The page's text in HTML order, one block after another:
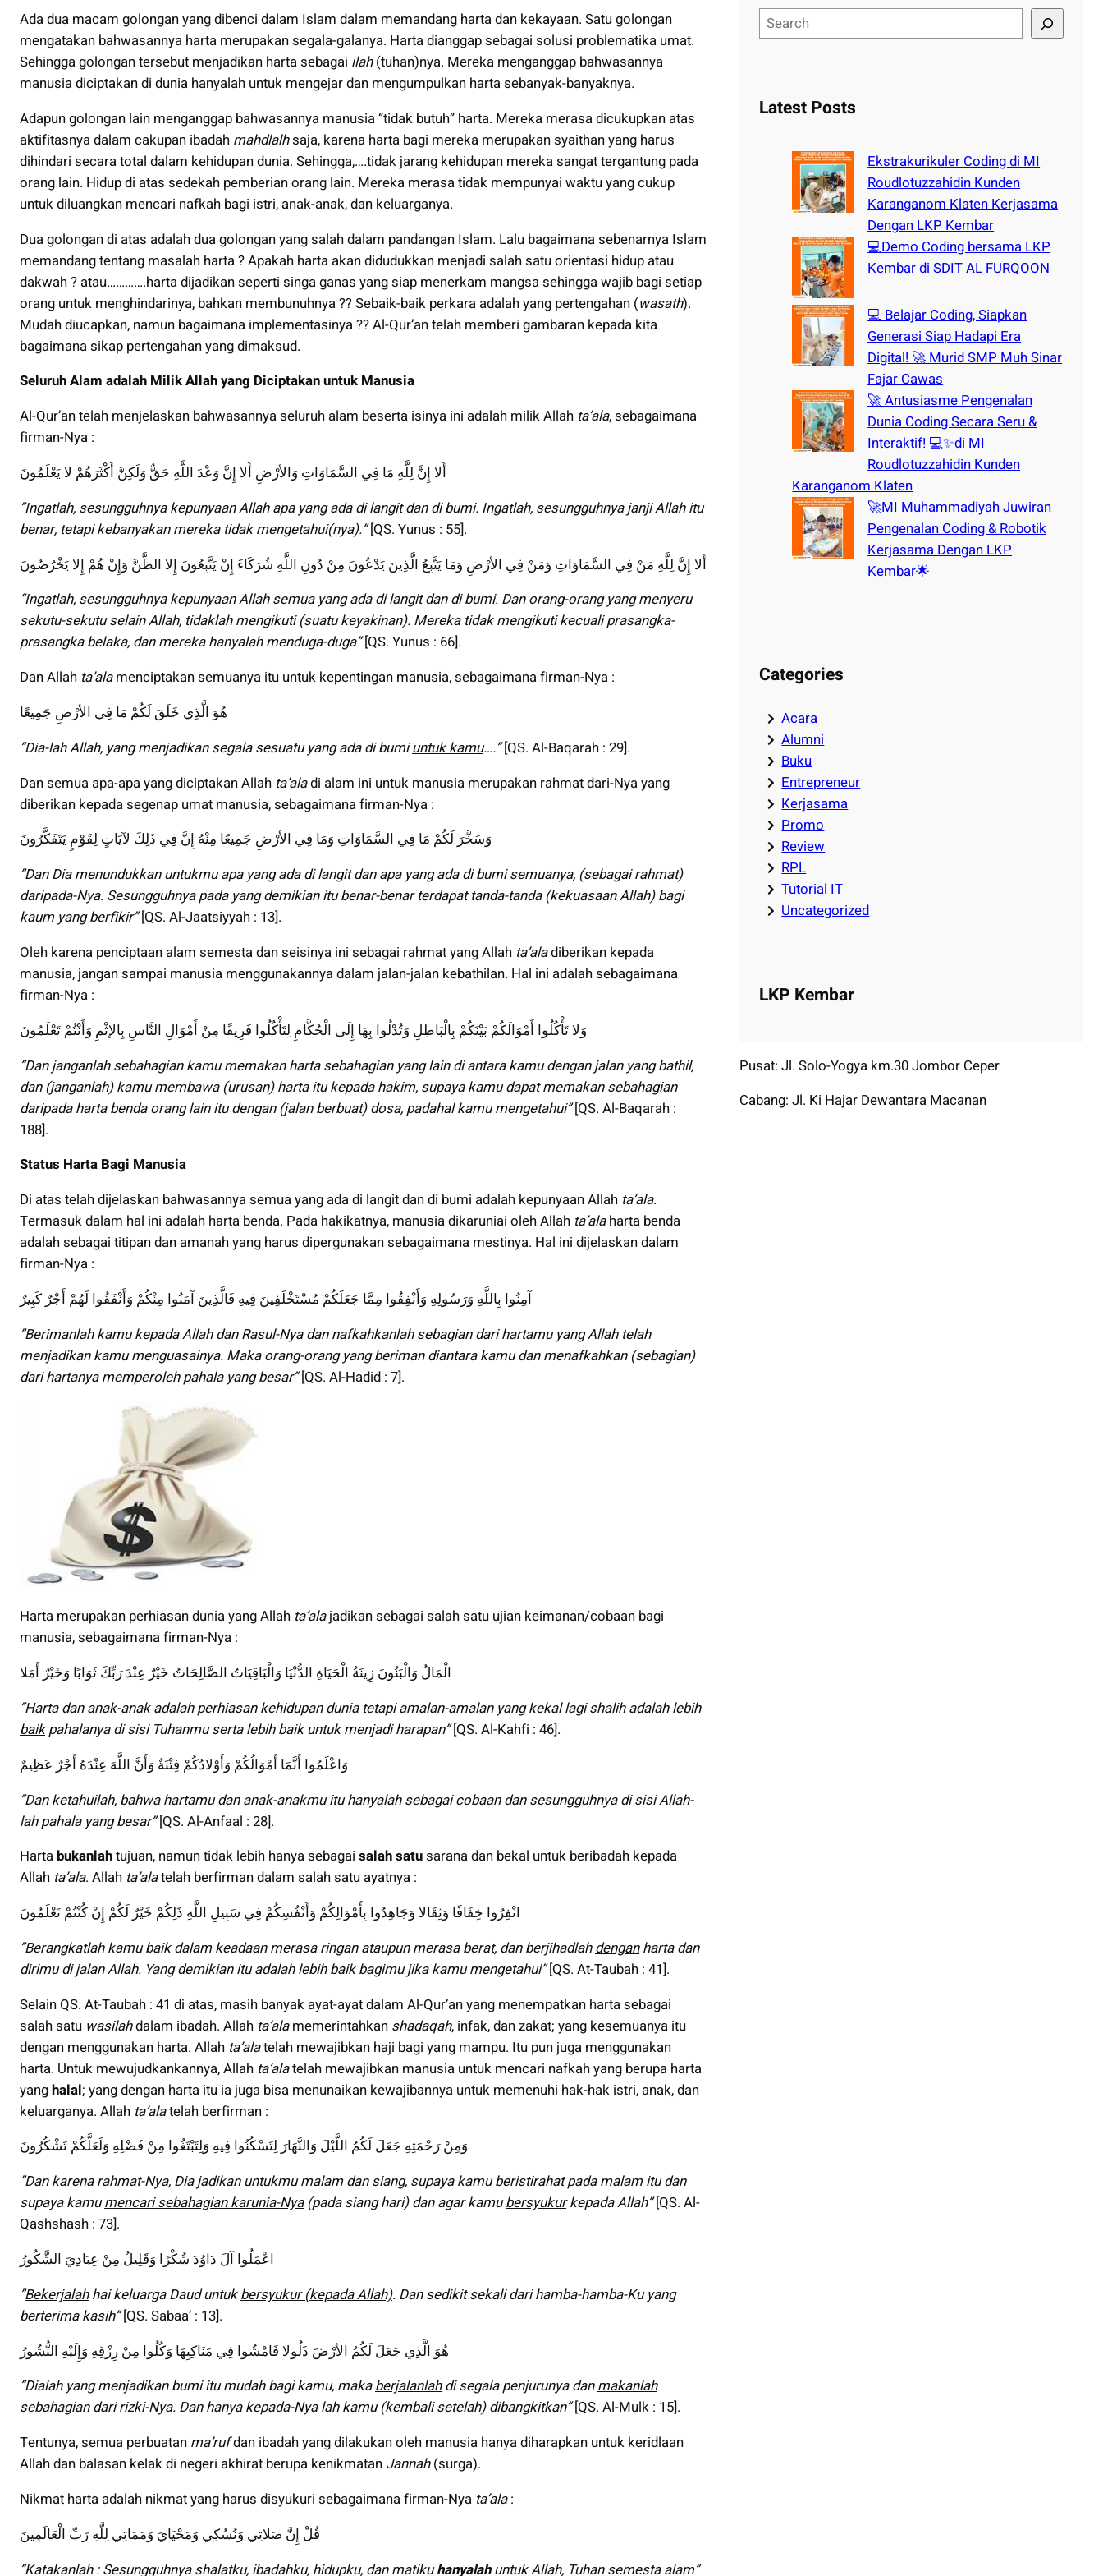
Ada dua macam golongan yang dibenci dalam Islam dalam memandang harta dan kekayaan. Satu golongan
mengatakan bahwasannya harta merupakan segala-galanya. Harta dianggap sebagai solusi problematika umat.
Sehingga golongan tersebut menjadikan harta sebagai ilah(tuhan)nya. Mereka menganggap bahwasannya
manusia diciptakan di dunia hanyalah untuk mengejar dan mengumpulkan harta sebanyak-banyaknya.
Adapun golongan lain menganggap bahwasannya manusia “tidak butuh” harta. Mereka merasa dicukupkan atas
aktifitasnya dalam cakupan ibadah mahdlalhsaja, karena harta bagi mereka merupakan syaithan yang harus
dihindari secara total dalam kehidupan dunia. Sehingga,….tidak jarang kehidupan mereka sangat tergantung pada
orang lain. Hidup di atas sedekah pemberian orang lain. Mereka merasa tidak mempunyai waktu yang cukup
untuk diluangkan mencari nafkah bagi istri, anak-anak, dan keluarganya.
Dua golongan di atas adalah dua golongan yang salah dalam pandangan Islam. Lalu bagaimana sebenarnya Islam
memandang tentang masalah harta ? Apakah harta akan didudukkan menjadi salah satu orientasi hidup atau
dakwah ? atau………….harta dijadikan seperti singa ganas yang siap menerkam mangsa sehingga wajib bagi setiap
orang untuk menghindarinya, bahkan membunuhnya ?? Sebaik-baik perkara adalah yang pertengahan (wasath).
Mudah diucapkan, namun bagaimana implementasinya ?? Al-Qur’an telah memberi gambaran kepada kita
bagaimana sikap pertengahan yang dimaksud.
Seluruh Alam adalah Milik Allah yang Diciptakan untuk Manusia
Al-Qur’an telah menjelaskan bahwasannya seluruh alam beserta isinya ini adalah milik Allah ta’ala, sebagaimana
firman-Nya :
أَلا إِنَّ لِلَّهِ مَا فِي السَّمَاوَاتِ وَالأرْضِ أَلا إِنَّ وَعْدَ اللَّهِ حَقٌّ وَلَكِنَّ أَكْثَرَهُمْ لا يَعْلَمُونَ
”Ingatlah, sesungguhnya kepunyaan Allah apa yang ada di langit dan di bumi. Ingatlah, sesungguhnya janji Allah itu
benar, tetapi kebanyakan mereka tidak mengetahui(nya).”[QS. Yunus : 55].
أَلا إِنَّ لِلَّهِ مَنْ فِي السَّمَاوَاتِ وَمَنْ فِي الأرْضِ وَمَا يَتَّبِعُ الَّذِينَ يَدْعُونَ مِنْ دُونِ اللَّهِ شُرَكَاءَ إِنْ يَتَّبِعُونَ إِلا الظَّنَّ وَإِنْ هُمْ إِلا يَخْرُصُونَ
“Ingatlah, sesungguhnyakepunyaan Allahsemua yang ada di langit dan di bumi. Dan orang-orang yang menyeru
sekutu-sekutu selain Allah, tidaklah mengikuti (suatu keyakinan). Mereka tidak mengikuti kecuali prasangka-
prasangka belaka, dan mereka hanyalah menduga-duga”[QS. Yunus : 66].
Dan Allah ta’alamenciptakan semuanya itu untuk kepentingan manusia, sebagaimana firman-Nya :
هُوَ الَّذِي خَلَقَ لَكُمْ مَا فِي الأرْضِ جَمِيعًا
”Dia-lah Allah, yang menjadikan segala sesuatu yang ada di bumiuntuk kamu….”[QS. Al-Baqarah : 29].
Dan semua apa-apa yang diciptakan Allah ta’aladi alam ini untuk manusia merupakan rahmat dari-Nya yang
diberikan kepada segenap umat manusia, sebagaimana firman-Nya :
وَسَخَّرَ لَكُمْ مَا فِي السَّمَاوَاتِ وَمَا فِي الأرْضِ جَمِيعًا مِنْهُ إِنَّ فِي ذَلِكَ لآيَاتٍ لِقَوْمٍ يَتَفَكَّرُونَ
”Dan Dia menundukkan untukmu apa yang ada di langit dan apa yang ada di bumi semuanya, (sebagai rahmat)
daripada-Nya. Sesungguhnya pada yang demikian itu benar-benar terdapat tanda-tanda (kekuasaan Allah) bagi
kaum yang berfikir”[QS. Al-Jaatsiyyah : 13].
Oleh karena penciptaan alam semesta dan seisinya ini sebagai rahmat yang Allah ta’aladiberikan kepada
manusia, jangan sampai manusia menggunakannya dalam jalan-jalan kebathilan. Hal ini adalah sebagaimana
firman-Nya :
وَلا تَأْكُلُوا أَمْوَالَكُمْ بَيْنَكُمْ بِالْبَاطِلِ وَتُدْلُوا بِهَا إِلَى الْحُكَّامِ لِتَأْكُلُوا فَرِيقًا مِنْ أَمْوَالِ النَّاسِ بِالإثْمِ وَأَنْتُمْ تَعْلَمُونَ
”Dan janganlah sebahagian kamu memakan harta sebahagian yang lain di antara kamu dengan jalan yang bathil,
dan (janganlah) kamu membawa (urusan) harta itu kepada hakim, supaya kamu dapat memakan sebahagian
daripada harta benda orang lain itu dengan (jalan berbuat) dosa, padahal kamu mengetahui”[QS. Al-Baqarah :
188].
Status Harta Bagi Manusia
Di atas telah dijelaskan bahwasannya semua yang ada di langit dan di bumi adalah kepunyaan Allah ta’ala.
Termasuk dalam hal ini adalah harta benda. Pada hakikatnya, manusia dikaruniai oleh Allah ta’alaharta benda
adalah sebagai titipan dan amanah yang harus dipergunakan sebagaimana mestinya. Hal ini dijelaskan dalam
firman-Nya :
آمِنُوا بِاللَّهِ وَرَسُولِهِ وَأَنْفِقُوا مِمَّا جَعَلَكُمْ مُسْتَخْلَفِينَ فِيهِ فَالَّذِينَ آمَنُوا مِنْكُمْ وَأَنْفَقُوا لَهُمْ أَجْرٌ كَبِيرٌ
”Berimanlah kamu kepada Allah dan Rasul-Nya dan nafkahkanlah sebagian dari hartamu yang Allah telah
menjadikan kamu menguasainya. Maka orang-orang yang beriman diantara kamu dan menafkahkan (sebagian)
dari hartanya memperoleh pahala yang besar”[QS. Al-Hadid : 7].
Harta merupakan perhiasan dunia yang Allah ta’alajadikan sebagai salah satu ujian keimanan/cobaan bagi
manusia, sebagaimana firman-Nya :
الْمَالُ وَالْبَنُونَ زِينَةُ الْحَيَاةِ الدُّنْيَا وَالْبَاقِيَاتُ الصَّالِحَاتُ خَيْرٌ عِنْدَ رَبِّكَ ثَوَابًا وَخَيْرٌ أَمَلا
”Harta dan anak-anak adalahperhiasan kehidupan duniatetapi amalan-amalan yang kekal lagi shalih adalahlebih
baikpahalanya di sisi Tuhanmu serta lebih baik untuk menjadi harapan”[QS. Al-Kahfi : 46].
وَاعْلَمُوا أَنَّمَا أَمْوَالُكُمْ وَأَوْلادُكُمْ فِتْنَةٌ وَأَنَّ اللَّهَ عِنْدَهُ أَجْرٌ عَظِيمٌ
”Dan ketahuilah, bahwa hartamu dan anak-anakmu itu hanyalah sebagaicobaandan sesungguhnya di sisi Allah-
lah pahala yang besar”[QS. Al-Anfaal : 28].
Hartabukanlahtujuan, namun tidak lebih hanya sebagai salah satusarana dan bekal untuk beribadah kepada
Allah ta’ala. Allah ta’alatelah berfirman dalam salah satu ayatnya :
انْفِرُوا خِفَافًا وَثِقَالا وَجَاهِدُوا بِأَمْوَالِكُمْ وَأَنْفُسِكُمْ فِي سَبِيلِ اللَّهِ ذَلِكُمْ خَيْرٌ لَكُمْ إِنْ كُنْتُمْ تَعْلَمُونَ
”Berangkatlah kamu baik dalam keadaan merasa ringan ataupun merasa berat, dan berjihadlahdenganharta dan
dirimu di jalan Allah. Yang demikian itu adalah lebih baik bagimu jika kamu mengetahui”[QS. At-Taubah : 41].
Selain QS. At-Taubah : 41 di atas, masih banyak ayat-ayat dalam Al-Qur’an yang menempatkan harta sebagai
salah satu wasilahdalam ibadah. Allah ta’alamemerintahkan shadaqah, infak, dan zakat; yang kesemuanya itu
dengan menggunakan harta. Allah ta’alatelah mewajibkan haji bagi yang mampu. Itu pun juga menggunakan
harta. Untuk mewujudkankannya, Allah ta’alatelah mewajibkan manusia untuk mencari nafkah yang berupa harta
yanghalal; yang dengan harta itu ia juga bisa menunaikan kewajibannya untuk memenuhi hak-hak istri, anak, dan
keluarganya. Allah ta’alatelah berfirman :
وَمِنْ رَحْمَتِهِ جَعَلَ لَكُمُ اللَّيْلَ وَالنَّهَارَ لِتَسْكُنُوا فِيهِ وَلِتَبْتَغُوا مِنْ فَضْلِهِ وَلَعَلَّكُمْ تَشْكُرُونَ
”Dan karena rahmat-Nya, Dia jadikan untukmu malam dan siang, supaya kamu beristirahat pada malam itu dan
supaya kamumencari sebahagian karunia-Nya(pada siang hari) dan agar kamubersyukurkepada Allah”[QS. Al-
Qashshash : 73].
اعْمَلُوا آلَ دَاوُدَ شُكْرًا وَقَلِيلٌ مِنْ عِبَادِيَ الشَّكُورُ
”Bekerjalahhai keluarga Daud untukbersyukur (kepada Allah). Dan sedikit sekali dari hamba-hamba-Ku yang
berterima kasih”[QS. Sabaa’ : 13].
هُوَ الَّذِي جَعَلَ لَكُمُ الأرْضَ ذَلُولا فَامْشُوا فِي مَنَاكِبِهَا وَكُلُوا مِنْ رِزْقِهِ وَإِلَيْهِ النُّشُورُ
”Dialah yang menjadikan bumi itu mudah bagi kamu, makaberjalanlahdi segala penjurunya danmakanlah
sebahagian dari rizki-Nya. Dan hanya kepada-Nya lah kamu (kembali setelah) dibangkitkan”[QS. Al-Mulk : 15].
Tentunya, semua perbuatan ma’rufdan ibadah yang dilakukan oleh manusia hanya diharapkan untuk keridlaan
Allah dan balasan kelak di negeri akhirat berupa kenikmatan Jannah(surga).
Nikmat harta adalah nikmat yang harus disyukuri sebagaimana firman-Nya ta’ala:
قُلْ إِنَّ صَلاتِي وَنُسُكِي وَمَحْيَايَ وَمَمَاتِي لِلَّهِ رَبِّ الْعَالَمِينَ
”Katakanlah : Sesungguhnya shalatku, ibadahku, hidupku, dan matikuhanyalahuntuk Allah, Tuhan semesta alam”
e
cLatest Posts
Ekstrakurikuler Coding di MI
Roudlotuzzahidin Kunden
Karanganom Klaten Kerjasama
Dengan LKP Kembar
💻Demo Coding bersama LKP
Kembar di SDIT AL FURQOON
💻 Belajar Coding, Siapkan
Generasi Siap Hadapi Era
Digital! 🚀 Murid SMP Muh Sinar
Fajar Cawas
🚀 Antusiasme Pengenalan
Dunia Coding Secara Seru &
Interaktif! 💻✨di MI
Roudlotuzzahidin Kunden
Karanganom Klaten
🚀MI Muhammadiyah Juwiran
Pengenalan Coding & Robotik
Kerjasama Dengan LKP
Kembar🌟
Categories
Acara
Alumni
Buku
Entrepreneur
Kerjasama
Promo
Review
RPL
Tutorial IT
Uncategorized
LKP Kembar
Pusat: Jl. Solo-Yogya km.30 Jombor Ceper
Cabang: Jl. Ki Hajar Dewantara Macanan